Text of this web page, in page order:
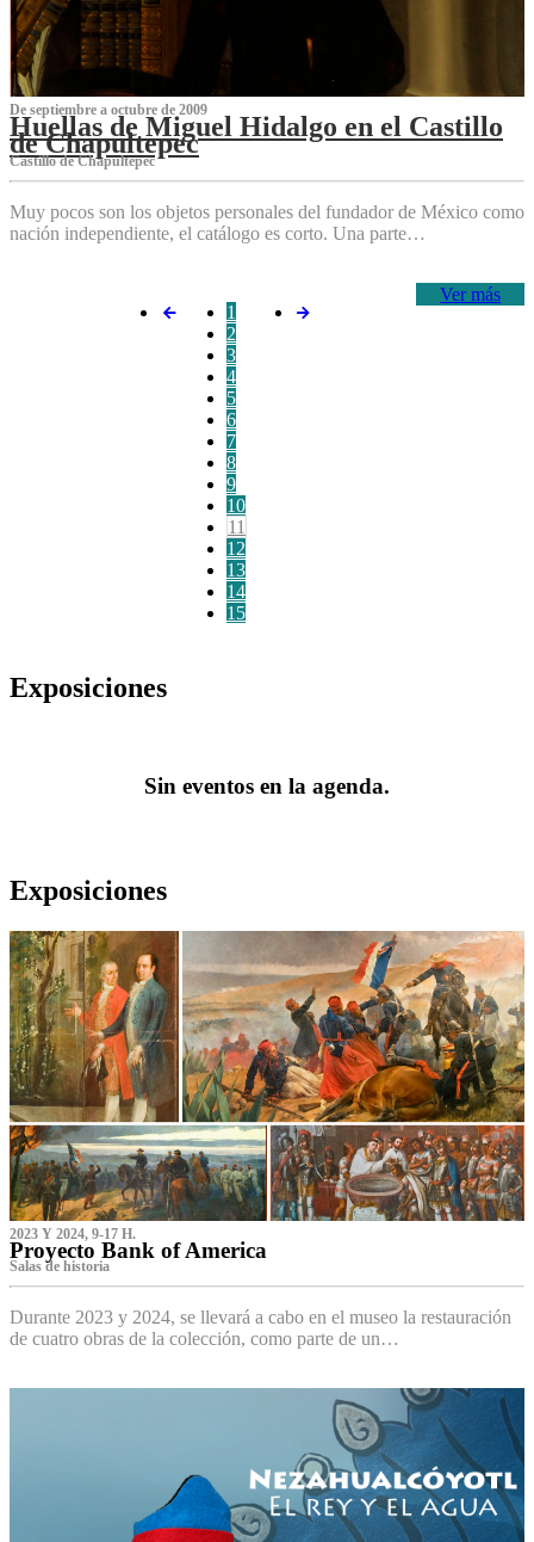
De septiembre a octubre de 2009
Huellas de Miguel Hidalgo en el Castillo
de Chapultepec
Castillo de Chapultepec
Muy pocos son los objetos personales del fundador de México como
nación independiente, el catálogo es corto. Una parte…
Ver más
1
2
3
4
5
6
7
8
9
10
11
12
13
14
15
Exposiciones
Sin eventos en la agenda.
Exposiciones
2023 Y 2024, 9-17 H.
Proyecto Bank of America
S‌alas de historia
Durante 2023 y 2024, se llevará a cabo en el museo la restauración
de cuatro obras de la colección, como parte de un…